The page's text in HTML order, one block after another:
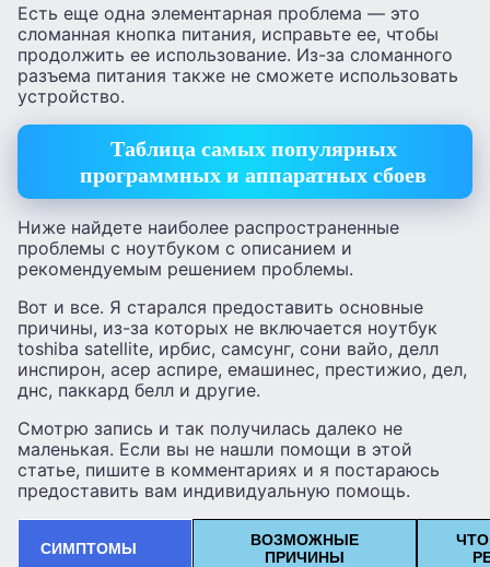
Есть еще одна элементарная проблема — это
сломанная кнопка питания, исправьте ее, чтобы
продолжить ее использование. Из-за сломанного
разъема питания также не сможете использовать
устройство.
Таблица самых популярных
программных и аппаратных сбоев
Ниже найдете наиболее распространенные
проблемы с ноутбуком с описанием и
рекомендуемым решением проблемы.
Вот и все. Я старался предоставить основные
причины, из-за которых не включается ноутбук
toshiba satellite, ирбис, самсунг, сони вайо, делл
инспирон, асер аспире, емашинес, престижио, дел,
днс, паккард белл и другие.
Смотрю запись и так получилась далеко не
маленькая. Если вы не нашли помощи в этой
статье, пишите в комментариях и я постараюсь
предоставить вам индивидуальную помощь.
СИМПТОМЫ
ВОЗМОЖНЫЕ
ПРИЧИНЫ